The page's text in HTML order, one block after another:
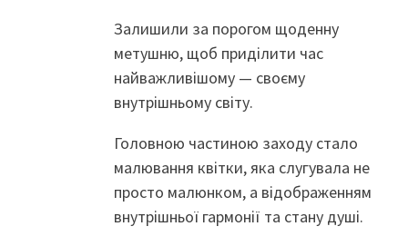
Залишили за порогом щоденну
метушню, щоб приділити час
найважливішому — своєму
внутрішньому світу.
Головною частиною заходу стало
малювання квітки, яка слугувала не
просто малюнком, а відображенням
внутрішньої гармонії та стану душі.